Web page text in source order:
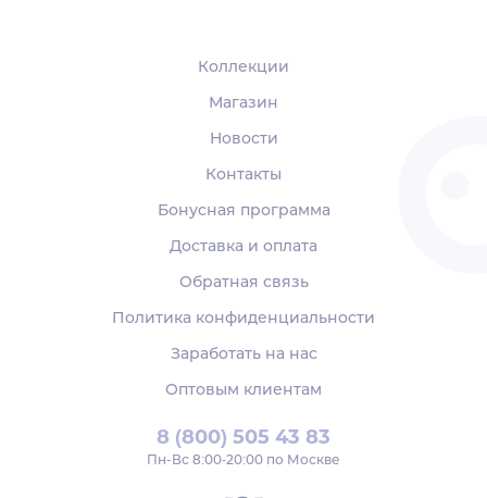
8 (800) 505 43 83
Пн‑Вс 8:00-20:00 по Москве
Коллекции
Магазин
Новости
Контакты
Бонусная программа
Доставка и оплата
Обратная связь
Политика конфиденциальности
Заработать на нас
Оптовым клиентам